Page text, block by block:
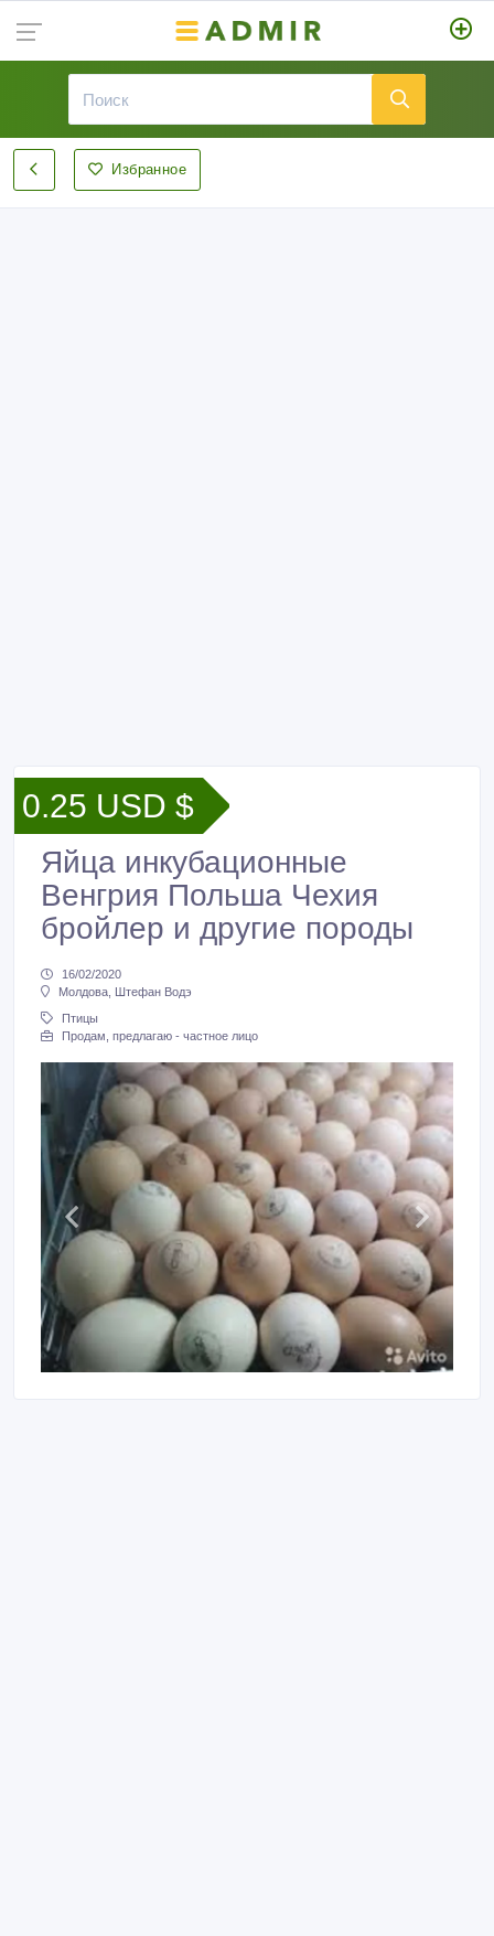
Избранное
0.25 USD $
Яйца инкубационные
Венгрия Польша Чехия
бройлер и другие породы
16/02/2020
Молдова, Штефан Водэ
Птицы
Продам, предлагаю - частное лицо